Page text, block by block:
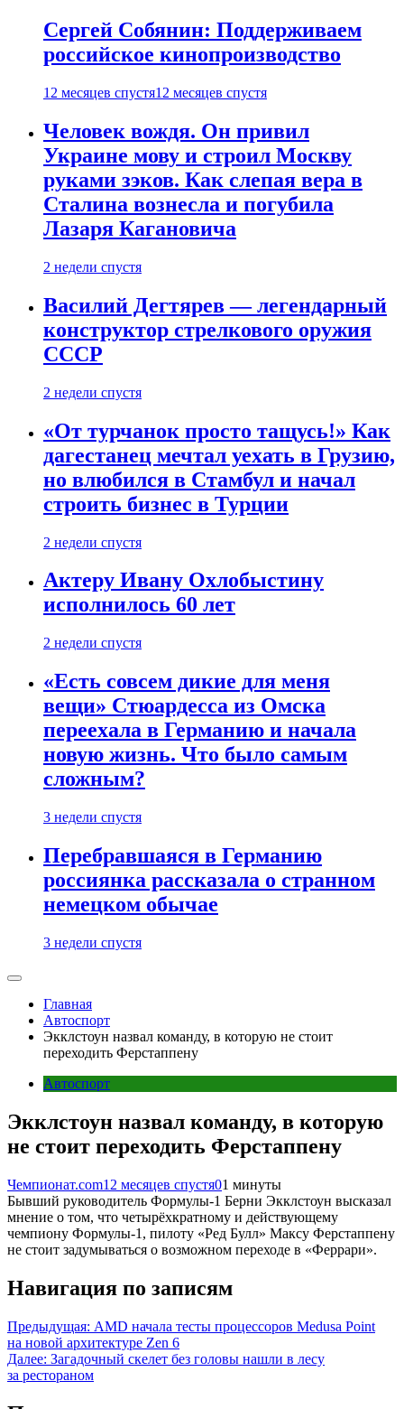
Сергей Собянин: Поддерживаем
российское кинопроизводство
12 месяцев спустя12 месяцев спустя
Человек вождя. Он привил
Украине мову и строил Москву
руками зэков. Как слепая вера в
Сталина вознесла и погубила
Лазаря Кагановича
2 недели спустя
Василий Дегтярев — легендарный
конструктор стрелкового оружия
СССР
2 недели спустя
«От турчанок просто тащусь!» Как
дагестанец мечтал уехать в Грузию,
но влюбился в Стамбул и начал
строить бизнес в Турции
2 недели спустя
Актеру Ивану Охлобыстину
исполнилось 60 лет
2 недели спустя
«Есть совсем дикие для меня
вещи» Стюардесса из Омска
переехала в Германию и начала
новую жизнь. Что было самым
сложным?
3 недели спустя
Перебравшаяся в Германию
россиянка рассказала о странном
немецком обычае
3 недели спустя
Главная
Автоспорт
Экклстоун назвал команду, в которую не стоит
переходить Ферстаппену
Автоспорт
Экклстоун назвал команду, в которую
не стоит переходить Ферстаппену
Чемпионат.com12 месяцев спустя01 минуты
Бывший руководитель Формулы-1 Берни Экклстоун высказал
мнение о том, что четырёхкратному и действующему
чемпиону Формулы-1, пилоту «Ред Булл» Максу Ферстаппену
не стоит задумываться о возможном переходе в «Феррари».
Навигация по записям
Предыдущая: AMD начала тесты процессоров Medusa Point
на новой архитектуре Zen 6
Далее: Загадочный скелет без головы нашли в лесу
за рестораном